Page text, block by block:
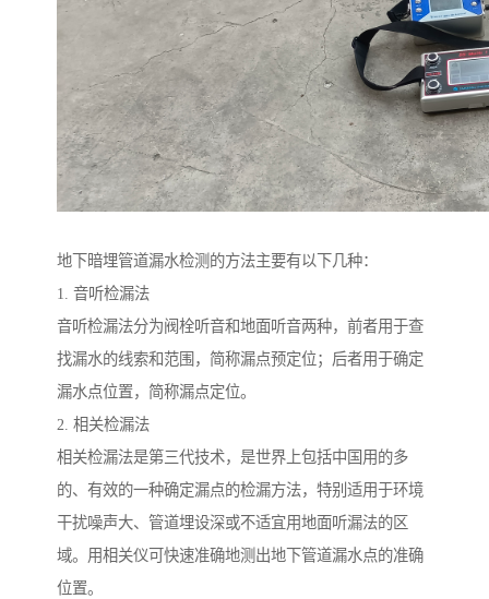
地下暗埋管道漏水检测的方法主要有以下几种：
1. 音听检漏法
音听检漏法分为阀栓听音和地面听音两种，前者用于查
找漏水的线索和范围，简称漏点预定位；后者用于确定
漏水点位置，简称漏点定位。
2. 相关检漏法
相关检漏法是第三代技术，是世界上包括中国用的多
的、有效的一种确定漏点的检漏方法，特别适用于环境
干扰噪声大、管道埋设深或不适宜用地面听漏法的区
域。用相关仪可快速准确地测出地下管道漏水点的准确
位置。